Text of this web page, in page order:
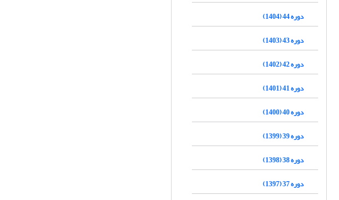
دوره 44 (1404)
دوره 43 (1403)
دوره 42 (1402)
دوره 41 (1401)
دوره 40 (1400)
دوره 39 (1399)
دوره 38 (1398)
دوره 37 (1397)